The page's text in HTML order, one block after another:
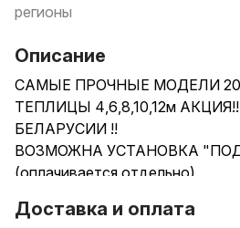
регионы
Описание
САМЫЕ ПРОЧНЫЕ МОДЕЛИ
ТЕПЛИЦЫ 4,6,8,10,12м
БЕЛАРУСИИ !!
ВОЗМОЖНА УСТАНОВКА
(оплачивается отдельно)
Оцинкованная с двух сторон
Доставка и оплата